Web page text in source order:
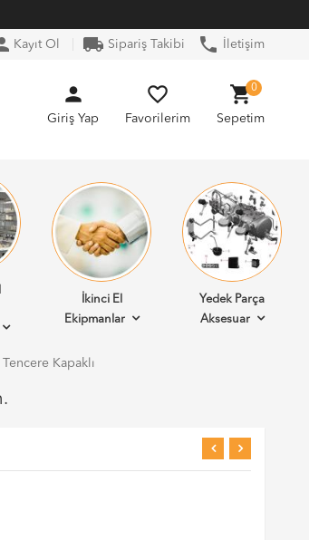
Kayıt Ol local_shipping Sipariş Takibi phone İletişim
person
Giriş Yap
favorite_border
Favorilerim
shopping_cart
Sepetim
0
İkinci El
Ekipmanlar
Yedek Parça
Aksesuar
Kapaklı